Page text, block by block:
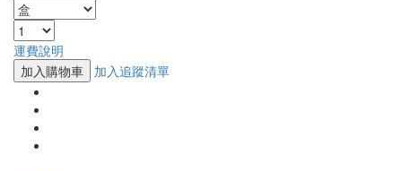
運費說明
加入購物車
加入追蹤清單